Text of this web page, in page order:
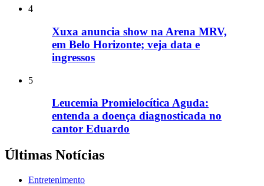
4
Xuxa anuncia show na Arena MRV,
em Belo Horizonte; veja data e
ingressos
5
Leucemia Promielocítica Aguda:
entenda a doença diagnosticada no
cantor Eduardo
Últimas Notícias
Entretenimento